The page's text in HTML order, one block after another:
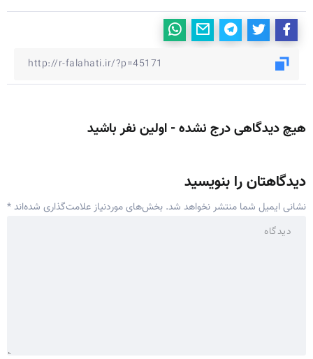
هیچ دیدگاهی درج نشده - اولین نفر باشید
دیدگاهتان را بنویسید
نشانی ایمیل شما منتشر نخواهد شد. بخش‌های موردنیاز علامت‌گذاری شده‌اند*